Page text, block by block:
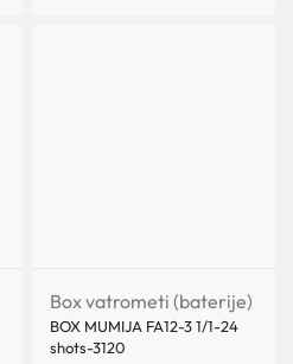
Box vatrometi (baterije)
BOX MUMIJA FA12-3 1/1-24
shots-3120